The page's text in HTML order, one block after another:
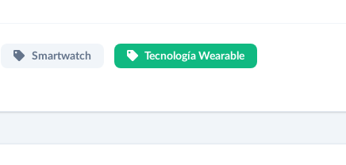
Smartwatch Tecnología Wearable